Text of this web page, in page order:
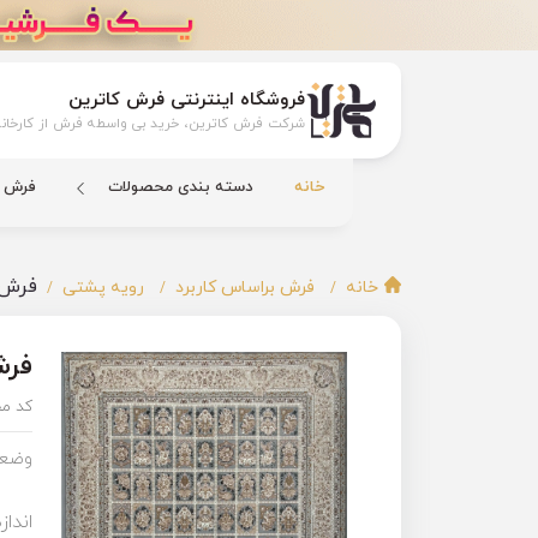
فروشگاه اینترنتی فرش کاترین
شرکت فرش کاترین، خرید بی واسطه فرش از
خانه دسته بندی محصولات فرش
خانه فرش براساس کاربرد رویه پشتی فرش 1200 شانه گل برجسته آروا
فرش 1200 شانه گل
کد